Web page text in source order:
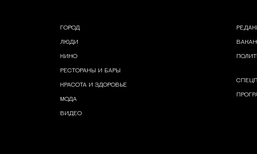
ГОРОД
ЛЮДИ
КИНО
РЕСТОРАНЫ И БАРЫ
КРАСОТА И ЗДОРОВЬЕ
МОДА
ВИДЕО